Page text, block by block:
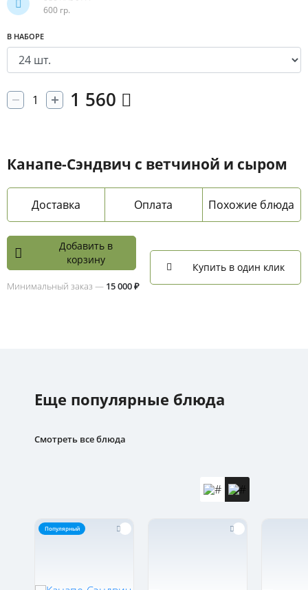
Канапе-Сэндвич с ветчиной и сыром
Доставка Оплата Похожие блюда
600 гр.
В НАБОРЕ
1 560
Добавить в
корзину
Минимальный заказ — 15 000 ₽
Купить в один клик
Еще популярные блюда
Смотреть все блюда
Популярный